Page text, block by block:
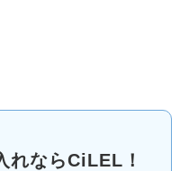
れならCiLEL！